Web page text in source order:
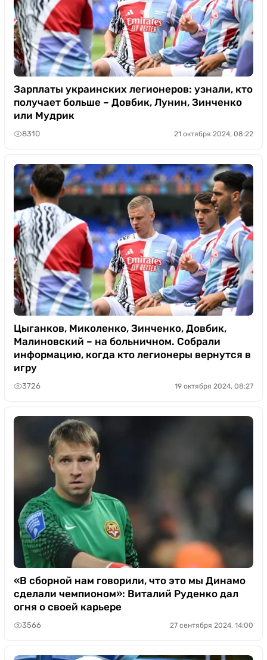
Зарплаты украинских легионеров: узнали, кто
получает больше – Довбик, Лунин, Зинченко
или Мудрик
8310 21 октября 2024, 08:22
Цыганков, Миколенко, Зинченко, Довбик,
Малиновский – на больничном. Собрали
информацию, когда кто легионеры вернутся в
игру
3726 19 октября 2024, 08:27
«В сборной нам говорили, что это мы Динамо
сделали чемпионом»: Виталий Руденко дал
огня о своей карьере
3566 27 сентября 2024, 14:00